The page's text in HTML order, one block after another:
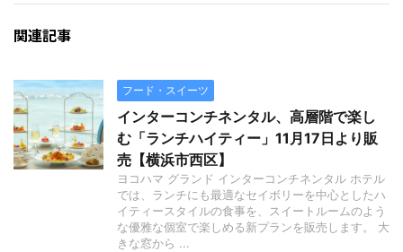
関連記事
フード・スイーツ
インターコンチネンタル、高層階で楽し
む「ランチハイティー」11月17日より販
売【横浜市西区】
ヨコハマ グランド インターコンチネンタル ホテル
では、ランチにも最適なセイボリーを中心としたハ
イティースタイルの食事を、スイートルームのよう
な優雅な個室で楽しめる新プランを販売します。 大
きな窓から ...